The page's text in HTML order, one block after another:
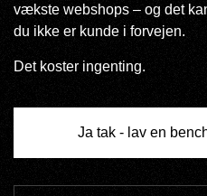
vækste webshops – og det
du ikke er kunde i forvejen.
Det koster ingenting.
Ja tak - lav en